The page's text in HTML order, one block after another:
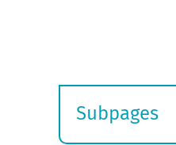
Subpages